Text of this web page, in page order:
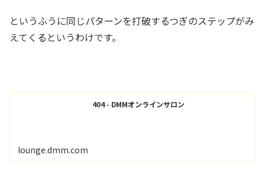
というふうに同じパターンを打破するつぎのステップがみ
えてくるというわけです。
404 - DMMオンラインサロン
lounge.dmm.com